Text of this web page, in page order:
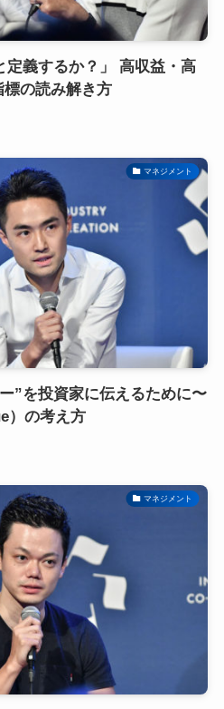
定義するか？」 高収益・高
の読み解き方
マネジメント
”を投資家に伝えるために〜
）の考え方
マネジメント